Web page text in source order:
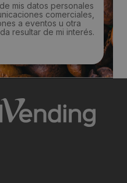
mis datos personales
comerciales,
a eventos u otra
resultar de mi interés.